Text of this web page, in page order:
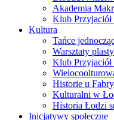
Akademia
Klub
Kultura
Tańce
Warsztaty
Klub
Historie u
Kulturalni w
Historia Łodzi
Inicjatywy społeczne